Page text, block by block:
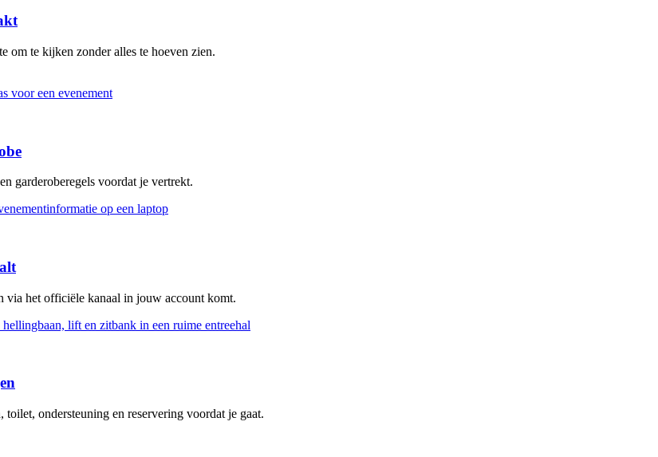
om te kijken zonder alles te hoeven zien.
garderoberegels voordat je vertrekt.
via het officiële kanaal in jouw account komt.
ondersteuning en reservering voordat je gaat.